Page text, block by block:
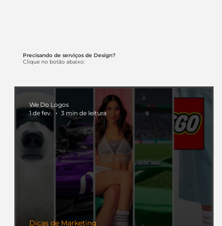
Precisando de serviços de Design?
Clique no botão abaixo:
Dicas de Marketing
We Do Logos
1 de fev.
3 min de leitura